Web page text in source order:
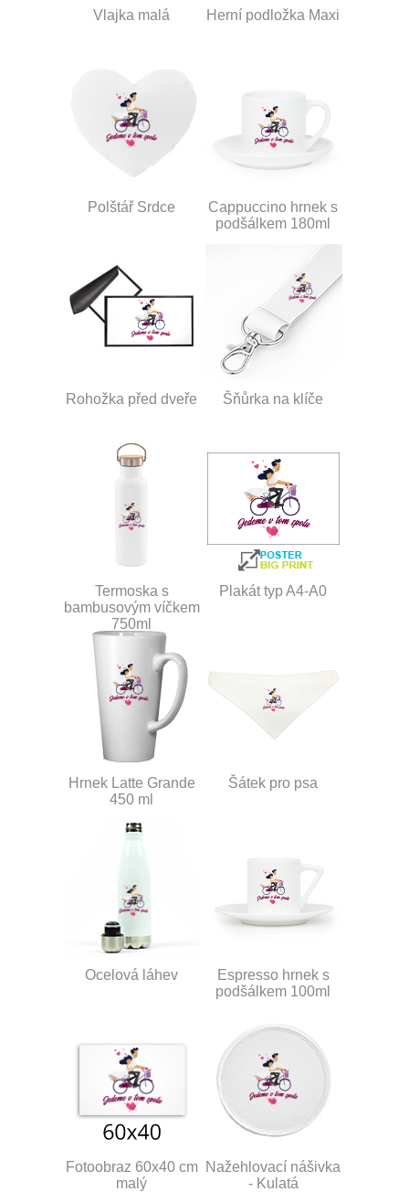
Vlajka malá Herní podložka Maxi
Polštář Srdce
Cappuccino hrnek s
podšálkem 180ml
Rohožka před dveře Šňůrka na klíče
Termoska s
bambusovým víčkem
750ml
Plakát typ A4-A0
Hrnek Latte Grande
450 ml
Šátek pro psa
Ocelová láhev
Espresso hrnek s
podšálkem 100ml
Fotoobraz 60x40 cm
malý
Nažehlovací nášivka
- Kulatá